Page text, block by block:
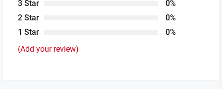
3 Star
0%
2 Star
0%
1 Star
0%
(Add your review)